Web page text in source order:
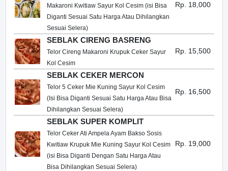
Makaroni Kwitiaw Sayur Kol Cesim (isi Bisa
Diganti Sesuai Satu Harga Atau Dihilangkan
Sesuai Selera)
Rp. 18,000
SEBLAK CIRENG BASRENG
Telor Cireng Makaroni Krupuk Ceker Sayur
Kol Cesim
Rp. 15,500
SEBLAK CEKER MERCON
Telor 5 Ceker Mie Kuning Sayur Kol Cesim
(Isi Bisa Diganti Sesuai Satu Harga Atau Bisa
Dihilangkan Sesuai Selera)
Rp. 16,500
SEBLAK SUPER KOMPLIT
Telor Ceker Ati Ampela Ayam Bakso Sosis
Kwitiaw Krupuk Mie Kuning Sayur Kol Cesim
(isi Bisa Diganti Dengan Satu Harga Atau
Bisa Dihilangkan Sesuai Selera)
Rp. 19,000